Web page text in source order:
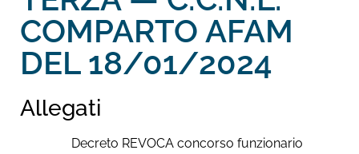
COMPARTO AFAM
DEL 18/01/2024
Allegati
Decreto REVOCA concorso funzionario